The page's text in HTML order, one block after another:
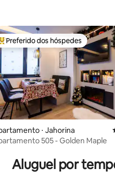
média de 5, 12 avaliações
Entre os melhores preferidos dos
Preferido dos hóspedes
⋅ Jahorina
505 - Golden Maple
Aluguel por